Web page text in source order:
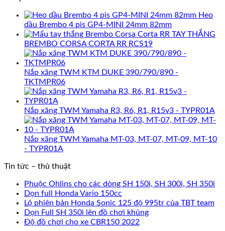
Heo
dầu Brembo 4 pis GP4-MINI 24mm 82mm
TAY THẮNG
BREMBO CORSA CORTA RR RCS19
Nắp xăng TWM KTM DUKE 390/790/890 -
TKTMPR06
Nắp xăng TWM Yamaha R3, R6, R1, R15v3 - TYPR01A
Nắp xăng TWM Yamaha MT-03, MT-07, MT-09, MT-10
- TYPR01A
Tin tức – thủ thuật
Phuộc Ohlins cho các dòng SH 150i, SH 300i, SH 350i
Dọn full Honda Vario 150cc
Lộ phiên bản Honda Sonic 125 độ 995tr của TBT team
Dọn Full SH 350i lên đồ chơi khủng
Độ đồ chơi cho xe CBR150 2022